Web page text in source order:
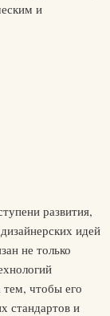
и
развития,
идей
не только
тем, чтобы его
стандартов и